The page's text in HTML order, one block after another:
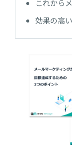
これから
効果の高